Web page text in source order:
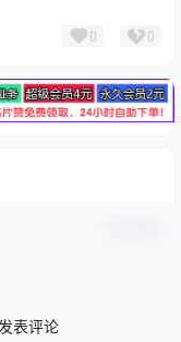
0 0
表评论